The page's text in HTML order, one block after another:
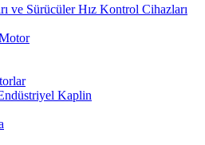
Hız Kontrol Cihazları
Kaplin